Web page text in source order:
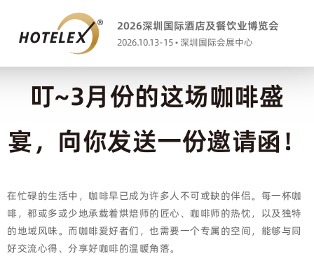
2026深圳国际酒店及餐饮业博览会
2026.10.13-15 • 深圳国际会展中心
叮~3月份的这场咖啡盛
宴，向你发送一份邀请函！
在忙碌的生活中，咖啡早已成为许多人不可或缺的伴侣。每一杯咖
啡，都或多或少地承载着烘焙师的匠心、咖啡师的热忱，以及独特
的地域风味。而咖啡爱好者们，也需要一个专属的空间，能够与同
好交流心得、分享好咖啡的温暖角落。